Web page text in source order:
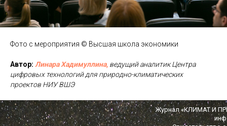
Фото с мероприятия © Высшая школа экономики
Автор: Линара Хадимуллина, ведущий аналитик Центра
цифровых технологий для природно-климатических
проектов НИУ ВШЭ
Журнал «КЛИМАТ И